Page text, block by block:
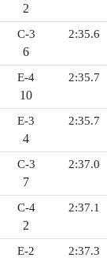
2
C-3
6
2:35.6
E-4
10
2:35.7
E-3
4
2:35.7
C-3
7
2:37.0
C-4
2
2:37.1
E-2 2:37.3